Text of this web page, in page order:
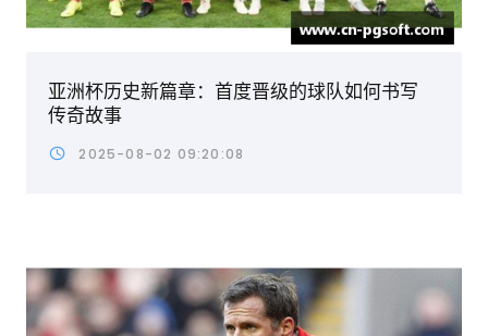
亚洲杯历史新篇章：首度晋级的球队如何书写
传奇故事
2025-08-02 09:20:08